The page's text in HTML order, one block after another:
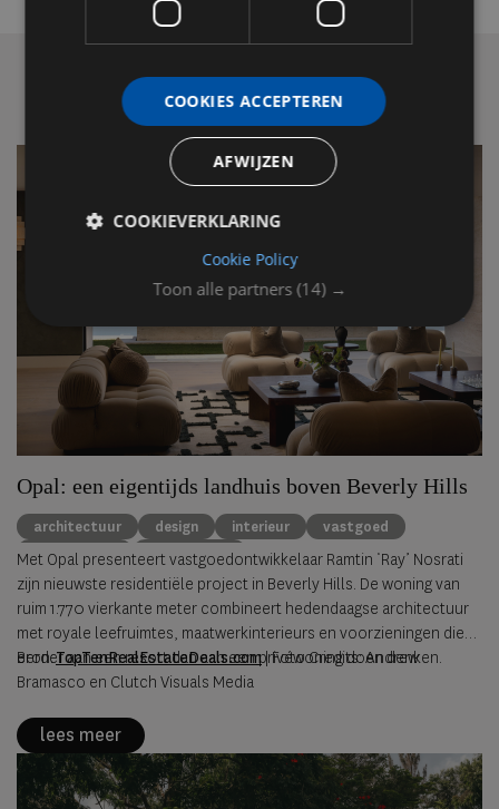
Opal: een eigentijds landhuis boven Beverly Hills
architectuur design interieur
vastgoed
Beverly Hills
Ray Nosrati
Met Opal presenteert vastgoedontwikkelaar Ramtin ‘Ray’ Nosrati
zijn nieuwste residentiële project in Beverly Hills. De woning van
ruim 1.770 vierkante meter combineert hedendaagse architectuur
met royale leefruimtes, maatwerkinterieurs en voorzieningen die
eerder aan een resort dan aan een privéwoning doen denken.
Bron:TopTenRealEstateDeals.com|Foto Credits: Andrew
Bramasco en Clutch Visuals Media
lees meer
Toon alle partners (14) →
COOKIES ACCEPTEREN
AFWIJZEN
COOKIEVERKLARING
Cookie Policy